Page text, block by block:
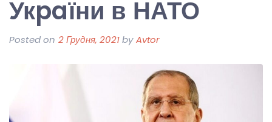
Укpaїни в НАТО
Posted on 2 Грудня, 2021byAvtor